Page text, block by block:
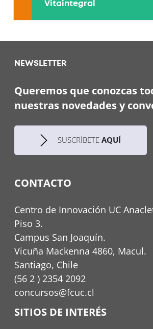
Vitaintegral
NEWSLETTER
Queremos que conozcas
nuestras novedades y
SUSCRÍBETE AQUÍ
CONTACTO
Centro de Innovación UC
Piso 3.
Campus San Joaquín.
Vicuña Mackenna 4860, Macul.
Santiago, Chile
(56 2 ) 2354 2092
concursos@fcuc.cl
SITIOS DE INTERÉS